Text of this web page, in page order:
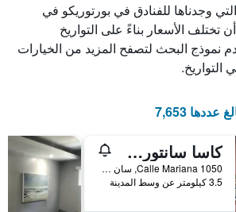
وجدناها للفنادق في بورتوريكو في
تختلف الأسعار بناءً على التواريخ
نموذج البحث لتصفح المزيد من الخيارات
التواريخ.
7,653
كاسا سانتورسي - هوستل
1050 Calle Mariana, سان جوان, بورتوريكو
3.5 كيلومتر عن وسط المدينة